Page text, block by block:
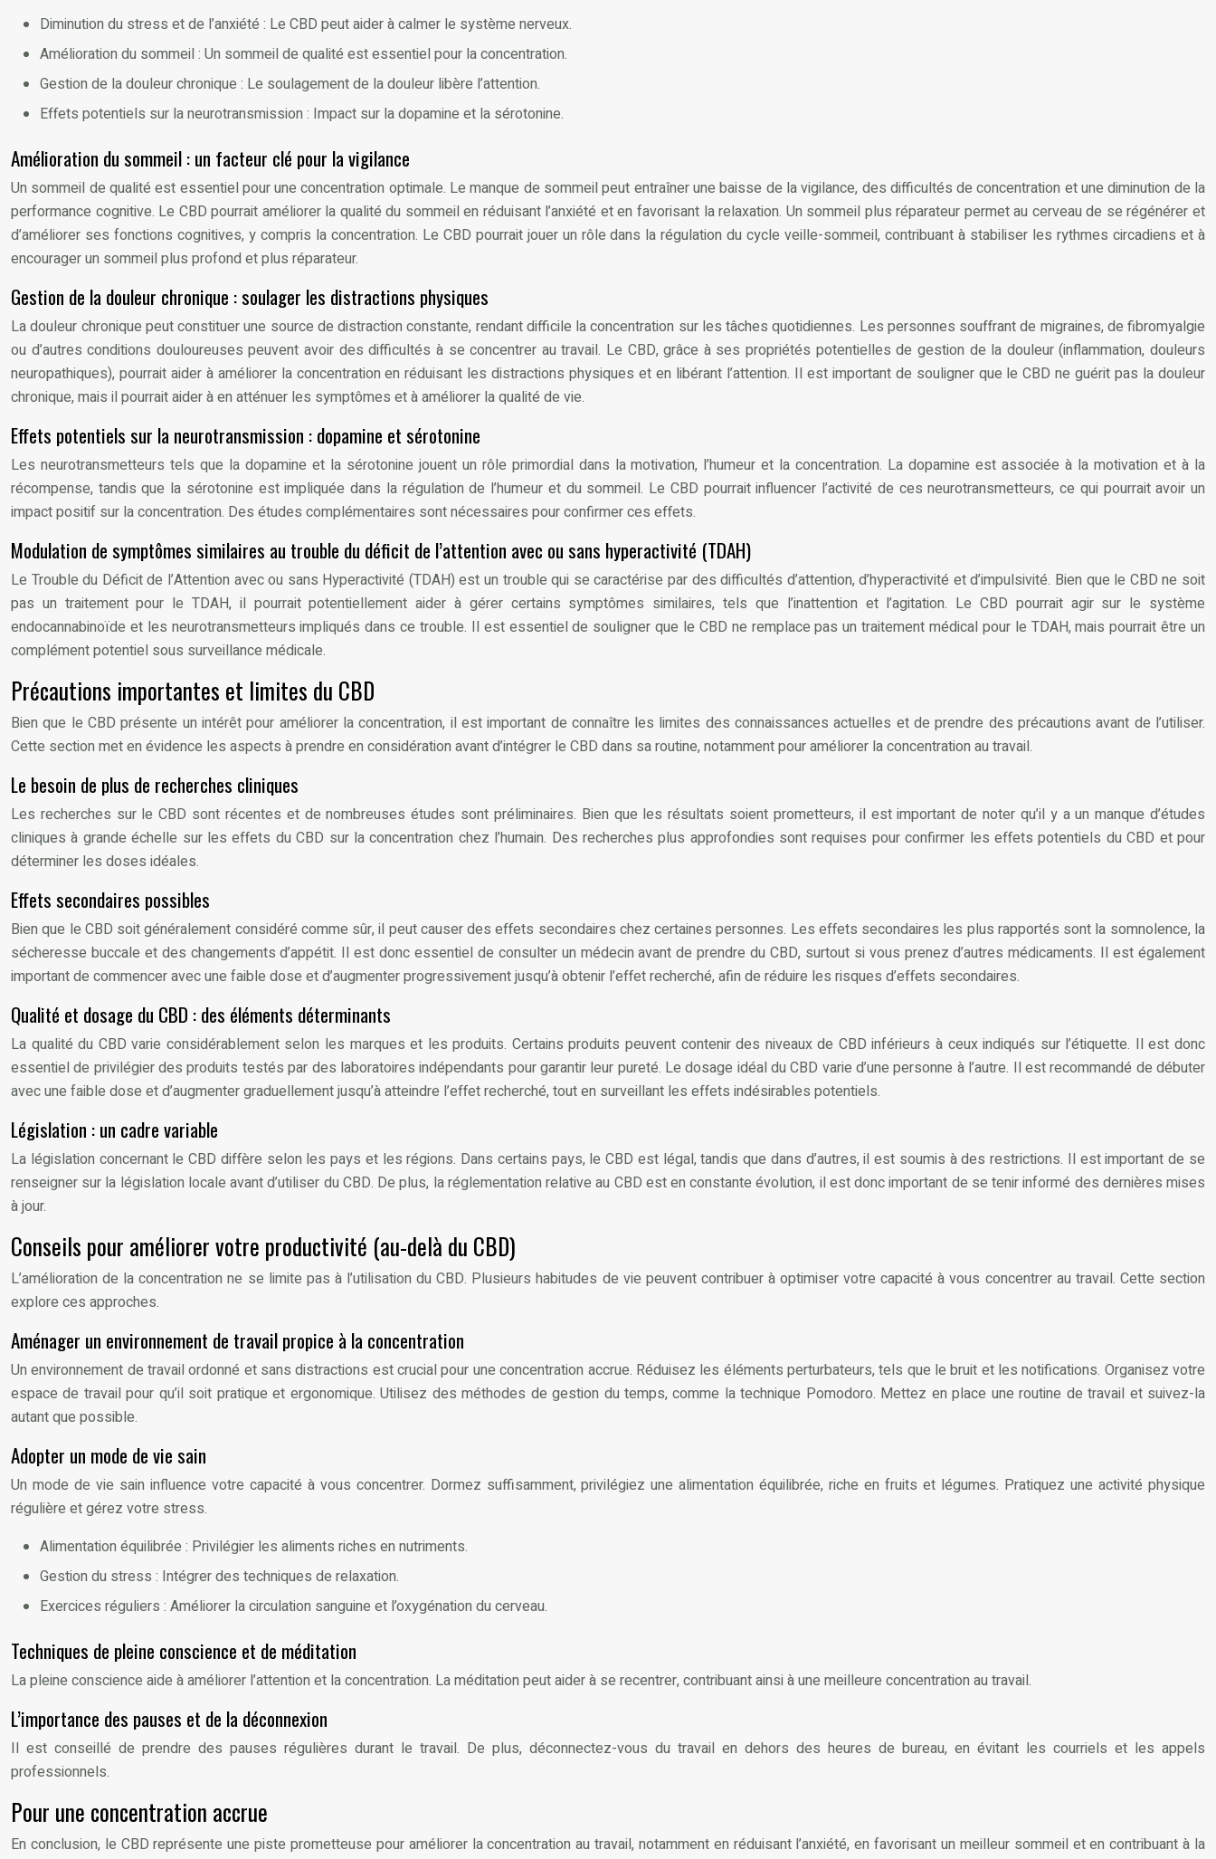
Diminution du stress et de l’anxiété : Le CBD peut aider à calmer le système nerveux.
Amélioration du sommeil : Un sommeil de qualité est essentiel pour la concentration.
Gestion de la douleur chronique : Le soulagement de la douleur libère l’attention.
Effets potentiels sur la neurotransmission : Impact sur la dopamine et la sérotonine.
Amélioration du sommeil : un facteur clé pour la vigilance
Un sommeil de qualité est essentiel pour une concentration optimale. Le manque de sommeil peut entraîner une baisse de la vigilance, des difficultés de concentration et une diminution de la
performance cognitive. Le CBD pourrait améliorer la qualité du sommeil en réduisant l’anxiété et en favorisant la relaxation. Un sommeil plus réparateur permet au cerveau de se régénérer et
d’améliorer ses fonctions cognitives, y compris la concentration. Le CBD pourrait jouer un rôle dans la régulation du cycle veille-sommeil, contribuant à stabiliser les rythmes circadiens et à
encourager un sommeil plus profond et plus réparateur.
Gestion de la douleur chronique : soulager les distractions physiques
La douleur chronique peut constituer une source de distraction constante, rendant difficile la concentration sur les tâches quotidiennes. Les personnes souffrant de migraines, de fibromyalgie
ou d’autres conditions douloureuses peuvent avoir des difficultés à se concentrer au travail. Le CBD, grâce à ses propriétés potentielles de gestion de la douleur (inflammation, douleurs
neuropathiques), pourrait aider à améliorer la concentration en réduisant les distractions physiques et en libérant l’attention. Il est important de souligner que le CBD ne guérit pas la douleur
chronique, mais il pourrait aider à en atténuer les symptômes et à améliorer la qualité de vie.
Effets potentiels sur la neurotransmission : dopamine et sérotonine
Les neurotransmetteurs tels que la dopamine et la sérotonine jouent un rôle primordial dans la motivation, l’humeur et la concentration. La dopamine est associée à la motivation et à la
récompense, tandis que la sérotonine est impliquée dans la régulation de l’humeur et du sommeil. Le CBD pourrait influencer l’activité de ces neurotransmetteurs, ce qui pourrait avoir un
impact positif sur la concentration. Des études complémentaires sont nécessaires pour confirmer ces effets.
Modulation de symptômes similaires au trouble du déficit de l’attention avec ou sans hyperactivité (TDAH)
Le Trouble du Déficit de l’Attention avec ou sans Hyperactivité (TDAH) est un trouble qui se caractérise par des difficultés d’attention, d’hyperactivité et d’impulsivité. Bien que le CBD ne soit
pas un traitement pour le TDAH, il pourrait potentiellement aider à gérer certains symptômes similaires, tels que l’inattention et l’agitation. Le CBD pourrait agir sur le système
endocannabinoïde et les neurotransmetteurs impliqués dans ce trouble. Il est essentiel de souligner que le CBD ne remplace pas un traitement médical pour le TDAH, mais pourrait être un
complément potentiel sous surveillance médicale.
Précautions importantes et limites du CBD
Bien que le CBD présente un intérêt pour améliorer la concentration, il est important de connaître les limites des connaissances actuelles et de prendre des précautions avant de l’utiliser.
Cette section met en évidence les aspects à prendre en considération avant d’intégrer le CBD dans sa routine, notamment pour améliorer la concentration au travail.
Le besoin de plus de recherches cliniques
Les recherches sur le CBD sont récentes et de nombreuses études sont préliminaires. Bien que les résultats soient prometteurs, il est important de noter qu’il y a un manque d’études
cliniques à grande échelle sur les effets du CBD sur la concentration chez l’humain. Des recherches plus approfondies sont requises pour confirmer les effets potentiels du CBD et pour
déterminer les doses idéales.
Effets secondaires possibles
Bien que le CBD soit généralement considéré comme sûr, il peut causer des effets secondaires chez certaines personnes. Les effets secondaires les plus rapportés sont la somnolence, la
sécheresse buccale et des changements d’appétit. Il est donc essentiel de consulter un médecin avant de prendre du CBD, surtout si vous prenez d’autres médicaments. Il est également
important de commencer avec une faible dose et d’augmenter progressivement jusqu’à obtenir l’effet recherché, afin de réduire les risques d’effets secondaires.
Qualité et dosage du CBD : des éléments déterminants
La qualité du CBD varie considérablement selon les marques et les produits. Certains produits peuvent contenir des niveaux de CBD inférieurs à ceux indiqués sur l’étiquette. Il est donc
essentiel de privilégier des produits testés par des laboratoires indépendants pour garantir leur pureté. Le dosage idéal du CBD varie d’une personne à l’autre. Il est recommandé de débuter
avec une faible dose et d’augmenter graduellement jusqu’à atteindre l’effet recherché, tout en surveillant les effets indésirables potentiels.
Législation : un cadre variable
La législation concernant le CBD diffère selon les pays et les régions. Dans certains pays, le CBD est légal, tandis que dans d’autres, il est soumis à des restrictions. Il est important de se
renseigner sur la législation locale avant d’utiliser du CBD. De plus, la réglementation relative au CBD est en constante évolution, il est donc important de se tenir informé des dernières mises
à jour.
Conseils pour améliorer votre productivité (au-delà du CBD)
L’amélioration de la concentration ne se limite pas à l’utilisation du CBD. Plusieurs habitudes de vie peuvent contribuer à optimiser votre capacité à vous concentrer au travail. Cette section
explore ces approches.
Aménager un environnement de travail propice à la concentration
Un environnement de travail ordonné et sans distractions est crucial pour une concentration accrue. Réduisez les éléments perturbateurs, tels que le bruit et les notifications. Organisez votre
espace de travail pour qu’il soit pratique et ergonomique. Utilisez des méthodes de gestion du temps, comme la technique Pomodoro. Mettez en place une routine de travail et suivez-la
autant que possible.
Adopter un mode de vie sain
Un mode de vie sain influence votre capacité à vous concentrer. Dormez suffisamment, privilégiez une alimentation équilibrée, riche en fruits et légumes. Pratiquez une activité physique
régulière et gérez votre stress.
Alimentation équilibrée : Privilégier les aliments riches en nutriments.
Gestion du stress : Intégrer des techniques de relaxation.
Exercices réguliers : Améliorer la circulation sanguine et l’oxygénation du cerveau.
Techniques de pleine conscience et de méditation
La pleine conscience aide à améliorer l’attention et la concentration. La méditation peut aider à se recentrer, contribuant ainsi à une meilleure concentration au travail.
L’importance des pauses et de la déconnexion
Il est conseillé de prendre des pauses régulières durant le travail. De plus, déconnectez-vous du travail en dehors des heures de bureau, en évitant les courriels et les appels
professionnels.
Pour une concentration accrue
En conclusion, le CBD représente une piste prometteuse pour améliorer la concentration au travail, notamment en réduisant l’anxiété, en favorisant un meilleur sommeil et en contribuant à la